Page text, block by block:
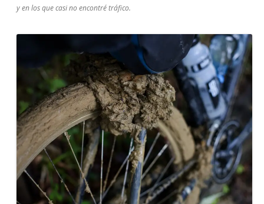
y en los que casi no encontré tráfico.